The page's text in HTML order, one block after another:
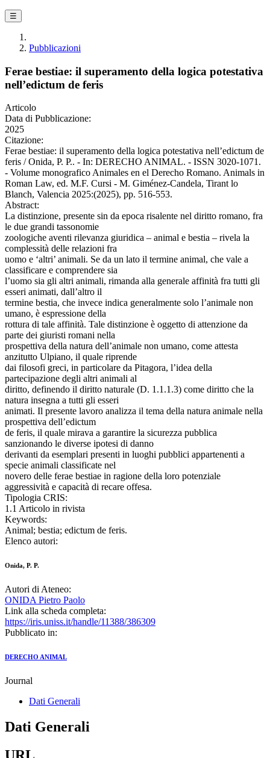
☰
Pubblicazioni
Ferae bestiae: il superamento della logica potestativa
nell’edictum de feris
Articolo
Data di Pubblicazione:
2025
Citazione:
Ferae bestiae: il superamento della logica potestativa nell’edictum de
feris / Onida, P. P.. - In: DERECHO ANIMAL. - ISSN 3020-1071.
- Volume monografico Animales en el Derecho Romano. Animals in
Roman Law, ed. M.F. Cursi - M. Giménez-Candela, Tirant lo
Blanch, Valencia 2025:(2025), pp. 516-553.
Abstract:
La distinzione, presente sin da epoca risalente nel diritto romano, fra
le due grandi tassonomie
zoologiche aventi rilevanza giuridica – animal e bestia – rivela la
complessità delle relazioni fra
uomo e ‘altri’ animali. Se da un lato il termine animal, che vale a
classificare e comprendere sia
l’uomo sia gli altri animali, rimanda alla generale affinità fra tutti gli
esseri animati, dall’altro il
termine bestia, che invece indica generalmente solo l’animale non
umano, è espressione della
rottura di tale affinità. Tale distinzione è oggetto di attenzione da
parte dei giuristi romani nella
prospettiva della natura dell’animale non umano, come attesta
anzitutto Ulpiano, il quale riprende
dai filosofi greci, in particolare da Pitagora, l’idea della
partecipazione degli altri animali al
diritto, definendo il diritto naturale (D. 1.1.1.3) come diritto che la
natura insegna a tutti gli esseri
animati. Il presente lavoro analizza il tema della natura animale nella
prospettiva dell’edictum
de feris, il quale mirava a garantire la sicurezza pubblica
sanzionando le diverse ipotesi di danno
derivanti da esemplari presenti in luoghi pubblici appartenenti a
specie animali classificate nel
novero delle ferae bestiae in ragione della loro potenziale
aggressività e capacità di recare offesa.
Tipologia CRIS:
1.1 Articolo in rivista
Keywords:
Animal; bestia; edictum de feris.
Elenco autori:
Onida, P. P.
Autori di Ateneo:
ONIDA Pietro Paolo
Link alla scheda completa:
https://iris.uniss.it/handle/11388/386309
Pubblicato in:
DERECHO ANIMAL
Journal
Dati Generali
Dati Generali